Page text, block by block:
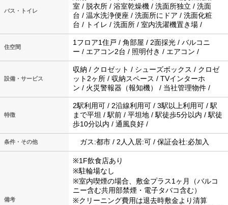
バス・トイレ
室 / 脱衣所 / 浴室乾燥機 / 洗面所独立 / 洗面
台 / 温水洗浄便座 / 洗面所にドア / 洗面化粧
台 / トイレ / 洗面所 / 室内洗濯機置き場 /
住空間
1フロア1住戸 / 角部屋 / 2面採光 / バルコニ
ー / エアコン2台 / 照明付き / エアコン /
設備・サービス
収納 / クロゼット / シューズボックス / クロゼ
ット2ヶ所 / 収納スペース / TVインターホ
ン / 火災警報器（報知機） / 当社管理物件 /
特徴
2駅利用可 / 2沿線利用可 / 3駅以上利用可 / 駅
まで平坦 / 駅前 / 平坦地 / 駅徒歩5分以内 / 駅徒
歩10分以内 / 通風良好 /
条件・その他 ガス:都市 / 2人入居:可 / 保証会社:必加入
備考
※1F飲食店あり
※駐輪場なし
※室内喫煙の場合、敷金プラス1ヶ月（バルコ
ニー含む共用部禁煙・電子タバコ含む）
※クリーニング費用は退去時敷金より清算